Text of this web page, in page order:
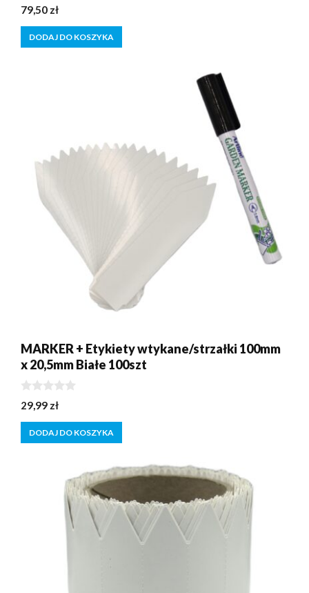
0
z
5
79,50 zł
DODAJ DO KOSZYKA
MARKER + Etykiety wtykane/strzałki 100mm
x 20,5mm Białe 100szt
0
z
5
29,99 zł
DODAJ DO KOSZYKA